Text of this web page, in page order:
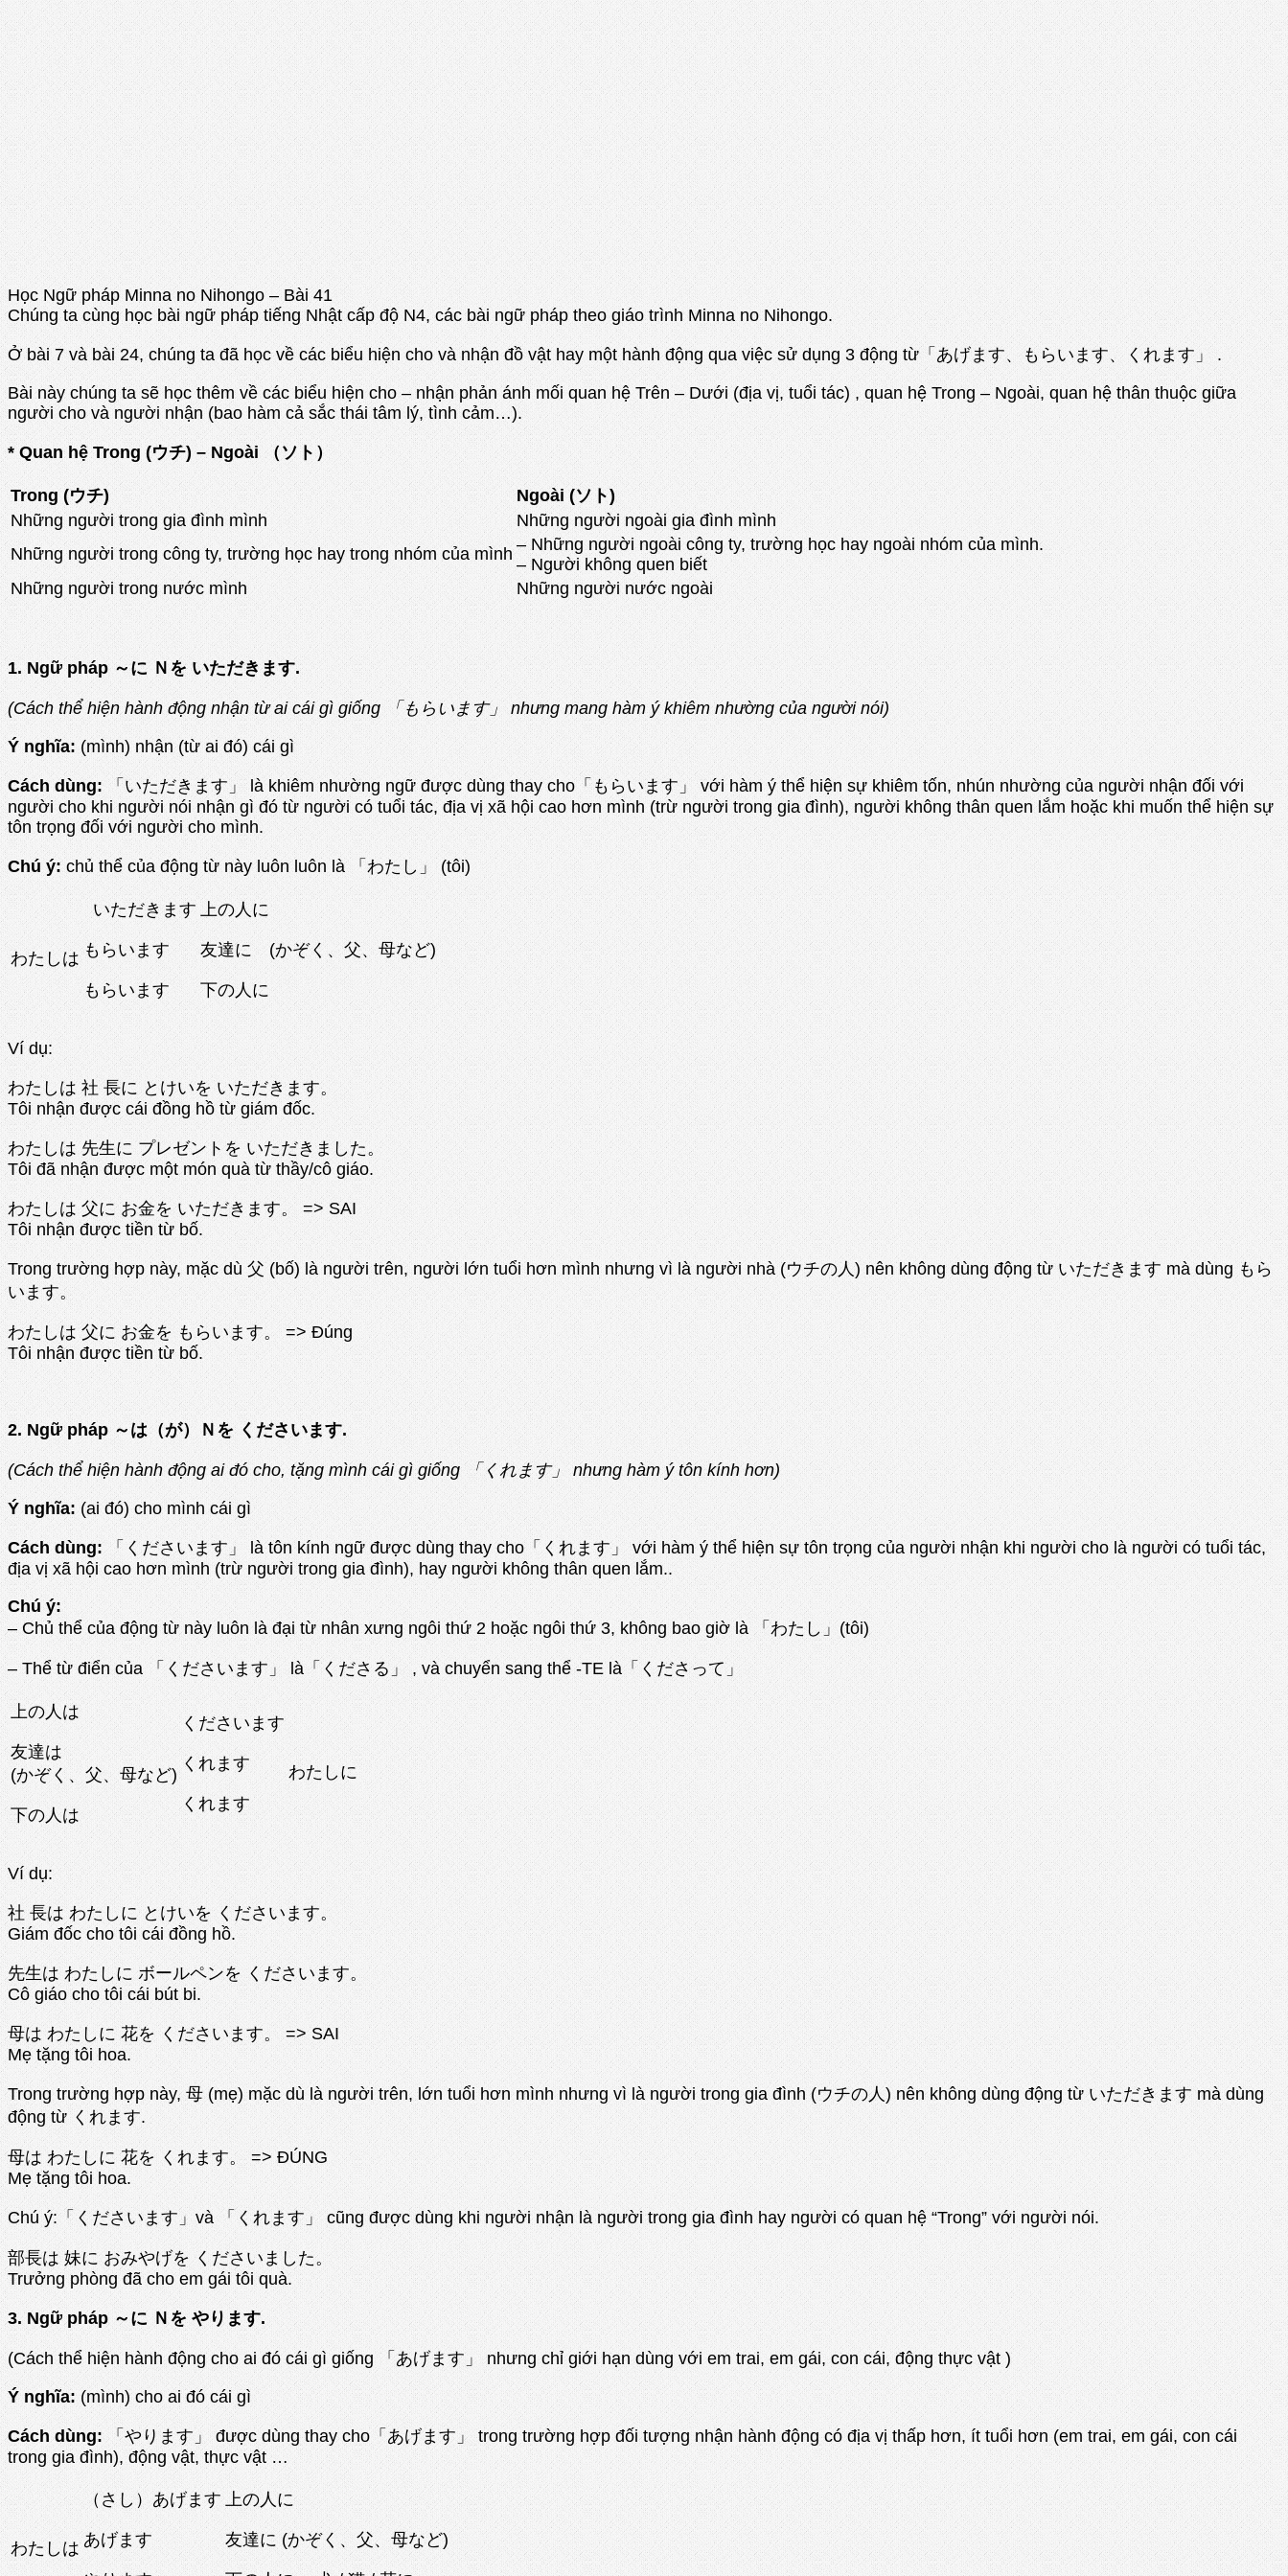
Học Ngữ pháp Minna no Nihongo – Bài 41
Chúng ta cùng học bài ngữ pháp tiếng Nhật cấp độ N4, các bài ngữ pháp theo giáo trình Minna no Nihongo.
Ở bài 7 và bài 24, chúng ta đã học về các biểu hiện cho và nhận đồ vật hay một hành động qua việc sử dụng 3 động từ「あげます、もらいます、くれます」 .
Bài này chúng ta sẽ học thêm về các biểu hiện cho – nhận phản ánh mối quan hệ Trên – Dưới (địa vị, tuổi tác) , quan hệ Trong – Ngoài, quan hệ thân thuộc giữa
người cho và người nhận (bao hàm cả sắc thái tâm lý, tình cảm…).
* Quan hệ Trong (ウチ) – Ngoài （ソト）
Trong (ウチ)
Ngoài (ソト)
Những người trong gia đình mình
Những người ngoài gia đình mình
Những người trong công ty, trường học hay trong nhóm của mình – Những người ngoài công ty, trường học hay ngoài nhóm của mình.
– Người không quen biết
Những người trong nước mình
Những người nước ngoài
1. Ngữ pháp ～に Ｎを いただきます.
(Cách thể hiện hành động nhận từ ai cái gì giống 「もらいます」 nhưng mang hàm ý khiêm nhường của người nói)
Ý nghĩa: (mình) nhận (từ ai đó) cái gì
Cách dùng: 「いただきます」 là khiêm nhường ngữ được dùng thay cho「もらいます」 với hàm ý thể hiện sự khiêm tốn, nhún nhường của người nhận đối với
người cho khi người nói nhận gì đó từ người có tuổi tác, địa vị xã hội cao hơn mình (trừ người trong gia đình), người không thân quen lắm hoặc khi muốn thể hiện sự
tôn trọng đối với người cho mình.
Chú ý: chủ thể của động từ này luôn luôn là 「わたし」 (tôi)
わたしは
いただきます
もらいます
もらいます
上の人に
友達に (かぞく、父、母など)
下の人に
Ví dụ:
わたしは 社 長に とけいを いただきます。
Tôi nhận được cái đồng hồ từ giám đốc.
わたしは 先生に プレゼントを いただきました。
Tôi đã nhận được một món quà từ thầy/cô giáo.
わたしは 父に お金を いただきます。 => SAI
Tôi nhận được tiền từ bố.
Trong trường hợp này, mặc dù 父 (bố) là người trên, người lớn tuổi hơn mình nhưng vì là người nhà (ウチの人) nên không dùng động từ いただきます mà dùng もら
います。
わたしは 父に お金を もらいます。 => Đúng
Tôi nhận được tiền từ bố.
2. Ngữ pháp ～は（が）Ｎを くださいます.
(Cách thể hiện hành động ai đó cho, tặng mình cái gì giống 「くれます」 nhưng hàm ý tôn kính hơn)
Ý nghĩa: (ai đó) cho mình cái gì
Cách dùng:「くださいます」 là tôn kính ngữ được dùng thay cho「くれます」 với hàm ý thể hiện sự tôn trọng của người nhận khi người cho là người có tuổi tác,
địa vị xã hội cao hơn mình (trừ người trong gia đình), hay người không thân quen lắm..
Chú ý:
– Chủ thể của động từ này luôn là đại từ nhân xưng ngôi thứ 2 hoặc ngôi thứ 3, không bao giờ là 「わたし」(tôi)
– Thể từ điển của 「くださいます」 là「くださる」 , và chuyển sang thể -TE là「くださって」
上の人は
友達は
(かぞく、父、母など)
下の人は
くださいます
くれます
くれます
わたしに
Ví dụ:
社 長は わたしに とけいを くださいます。
Giám đốc cho tôi cái đồng hồ.
先生は わたしに ボールペンを くださいます。
Cô giáo cho tôi cái bút bi.
母は わたしに 花を くださいます。 => SAI
Mẹ tặng tôi hoa.
Trong trường hợp này, 母 (mẹ) mặc dù là người trên, lớn tuổi hơn mình nhưng vì là người trong gia đình (ウチの人) nên không dùng động từ いただきます mà dùng
động từ くれます.
母は わたしに 花を くれます。 => ĐÚNG
Mẹ tặng tôi hoa.
Chú ý:「くださいます」và 「くれます」 cũng được dùng khi người nhận là người trong gia đình hay người có quan hệ “Trong” với người nói.
部長は 妹に おみやげを くださいました。
Trưởng phòng đã cho em gái tôi quà.
3. Ngữ pháp ～に Ｎを やります.
(Cách thể hiện hành động cho ai đó cái gì giống 「あげます」 nhưng chỉ giới hạn dùng với em trai, em gái, con cái, động thực vật )
Ý nghĩa: (mình) cho ai đó cái gì
Cách dùng: 「やります」 được dùng thay cho「あげます」 trong trường hợp đối tượng nhận hành động có địa vị thấp hơn, ít tuổi hơn (em trai, em gái, con cái
trong gia đình), động vật, thực vật …
わたしは
（さし）あげます
あげます
上の人に
友達に (かぞく、父、母など)